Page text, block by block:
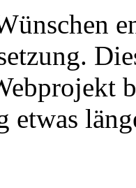
etwas